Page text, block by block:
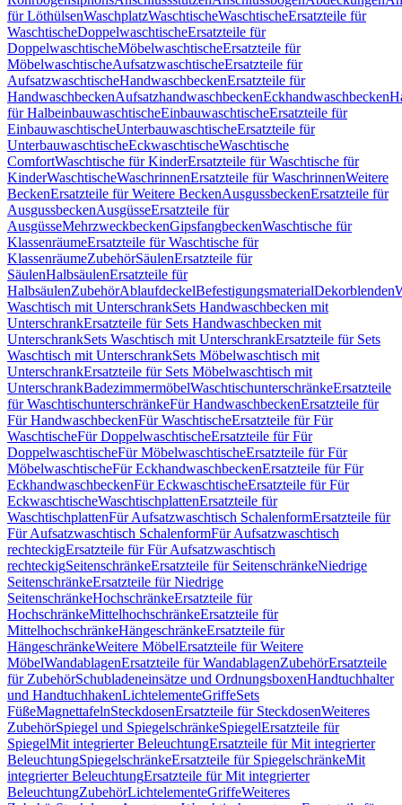
für LöthülsenWaschplatzWaschtischeWaschtischeErsatzteile für
WaschtischeDoppelwaschtischeErsatzteile für
DoppelwaschtischeMöbelwaschtischeErsatzteile für
MöbelwaschtischeAufsatzwaschtischeErsatzteile für
AufsatzwaschtischeHandwaschbeckenErsatzteile für
HandwaschbeckenAufsatzhandwaschbeckenEckhandwaschbecken
für HalbeinbauwaschtischeEinbauwaschtischeErsatzteile für
EinbauwaschtischeUnterbauwaschtischeErsatzteile für
UnterbauwaschtischeEckwaschtischeWaschtische
ComfortWaschtische für KinderErsatzteile für Waschtische für
KinderWaschtischeWaschrinnenErsatzteile für WaschrinnenWeitere
BeckenErsatzteile für Weitere BeckenAusgussbeckenErsatzteile für
AusgussbeckenAusgüsseErsatzteile für
AusgüsseMehrzweckbeckenGipsfangbeckenWaschtische für
KlassenräumeErsatzteile für Waschtische für
KlassenräumeZubehörSäulenErsatzteile für
SäulenHalbsäulenErsatzteile für
HalbsäulenZubehörAblaufdeckelBefestigungsmaterialDekorblenden
Waschtisch mit UnterschrankSets Handwaschbecken mit
UnterschrankErsatzteile für Sets Handwaschbecken mit
UnterschrankSets Waschtisch mit UnterschrankErsatzteile für Sets
Waschtisch mit UnterschrankSets Möbelwaschtisch mit
UnterschrankErsatzteile für Sets Möbelwaschtisch mit
UnterschrankBadezimmermöbelWaschtischunterschränkeErsatzteile
für WaschtischunterschränkeFür HandwaschbeckenErsatzteile für
Für HandwaschbeckenFür WaschtischeErsatzteile für Für
WaschtischeFür DoppelwaschtischeErsatzteile für Für
DoppelwaschtischeFür MöbelwaschtischeErsatzteile für Für
MöbelwaschtischeFür EckhandwaschbeckenErsatzteile für Für
EckhandwaschbeckenFür EckwaschtischeErsatzteile für Für
EckwaschtischeWaschtischplattenErsatzteile für
WaschtischplattenFür Aufsatzwaschtisch SchalenformErsatzteile für
Für Aufsatzwaschtisch SchalenformFür Aufsatzwaschtisch
rechteckigErsatzteile für Für Aufsatzwaschtisch
rechteckigSeitenschränkeErsatzteile für SeitenschränkeNiedrige
SeitenschränkeErsatzteile für Niedrige
SeitenschränkeHochschränkeErsatzteile für
HochschränkeMittelhochschränkeErsatzteile für
MittelhochschränkeHängeschränkeErsatzteile für
HängeschränkeWeitere MöbelErsatzteile für Weitere
MöbelWandablagenErsatzteile für WandablagenZubehörErsatzteile
für ZubehörSchubladeneinsätze und OrdnungsboxenHandtuchhalter
und HandtuchhakenLichtelementeGriffeSets
FüßeMagnettafelnSteckdosenErsatzteile für SteckdosenWeiteres
ZubehörSpiegel und SpiegelschränkeSpiegelErsatzteile für
SpiegelMit integrierter BeleuchtungErsatzteile für Mit integrierter
BeleuchtungSpiegelschränkeErsatzteile für SpiegelschränkeMit
integrierter BeleuchtungErsatzteile für Mit integrierter
BeleuchtungZubehörLichtelementeGriffeWeiteres